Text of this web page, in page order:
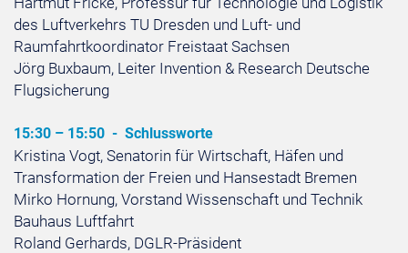
des Luftverkehrs TU Dresden und Luft- und
Raumfahrtkoordinator Freistaat Sachsen
Jörg Buxbaum, Leiter Invention & Research Deutsche
Flugsicherung
15:30 – 15:50 - Schlussworte
Kristina Vogt, Senatorin für Wirtschaft, Häfen und
Transformation der Freien und Hansestadt Bremen
Mirko Hornung, Vorstand Wissenschaft und Technik
Bauhaus Luftfahrt
Roland Gerhards, DGLR-Präsident